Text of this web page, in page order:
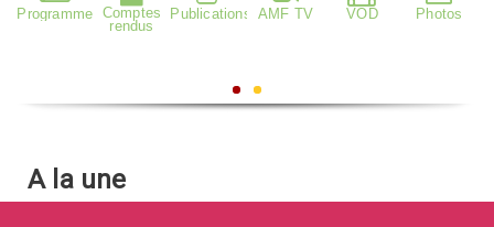
Programme Comptes
rendus
Publications AMF TV VOD Photos
A la une